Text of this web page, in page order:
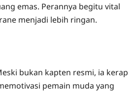
emas. Perannya begitu vital
menjadi lebih ringan.
bukan kapten resmi, ia kerap
pemain muda yang